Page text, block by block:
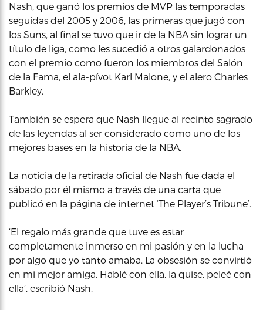
Nash, que ganó los premios de MVP las temporadas
seguidas del 2005 y 2006, las primeras que jugó con
los Suns, al final se tuvo que ir de la NBA sin lograr un
título de liga, como les sucedió a otros galardonados
con el premio como fueron los miembros del Salón
de la Fama, el ala-pívot Karl Malone, y el alero Charles
Barkley.
También se espera que Nash llegue al recinto sagrado
de las leyendas al ser considerado como uno de los
mejores bases en la historia de la NBA.
La noticia de la retirada oficial de Nash fue dada el
sábado por él mismo a través de una carta que
publicó en la página de internet ‘The Player’s Tribune’.
‘El regalo más grande que tuve es estar
completamente inmerso en mi pasión y en la lucha
por algo que yo tanto amaba. La obsesión se convirtió
en mi mejor amiga. Hablé con ella, la quise, peleé con
ella’, escribió Nash.